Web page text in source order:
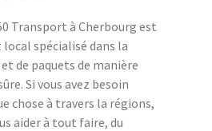
Transport à Cherbourg est
spécialisé dans la
de paquets de manière
Si vous avez besoin
chose à travers la régions,
aider à tout faire, du